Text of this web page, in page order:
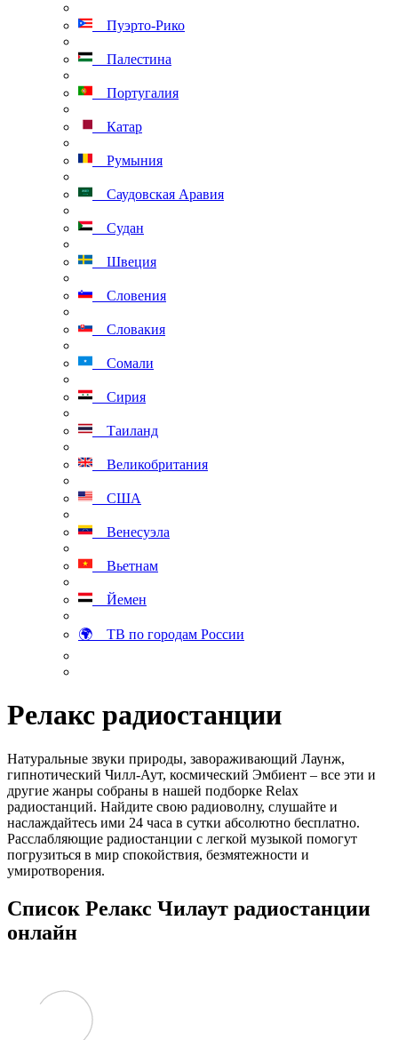
Пуэрто-Рико
Палестина
Португалия
Катар
Румыния
Саудовская Аравия
Судан
Швеция
Словения
Словакия
Сомали
Сирия
Таиланд
Великобритания
США
Венесуэла
Вьетнам
Йемен
🌍 ТВ по городам России
Релакс радиостанции
Натуральные звуки природы, завораживающий Лаунж,
гипнотический Чилл-Аут, космический Эмбиент – все эти и
другие жанры собраны в нашей подборке Relax
радиостанций. Найдите свою радиоволну, слушайте и
наслаждайтесь ими 24 часа в сутки абсолютно бесплатно.
Расслабляющие радиостанции с легкой музыкой помогут
погрузиться в мир спокойствия, безмятежности и
умиротворения.
Список Релакс Чилаут радиостанции
онлайн